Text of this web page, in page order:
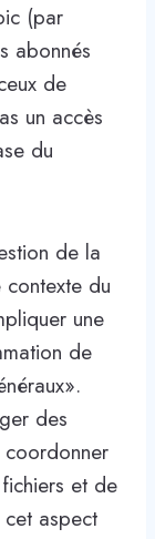
(par
abonnés
de
un accès
du
de la
du
une
de
des
coordonner
et de
aspect